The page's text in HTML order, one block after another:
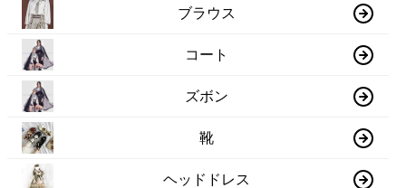
ブラウス
コート
ズボン
靴
ヘッドドレス